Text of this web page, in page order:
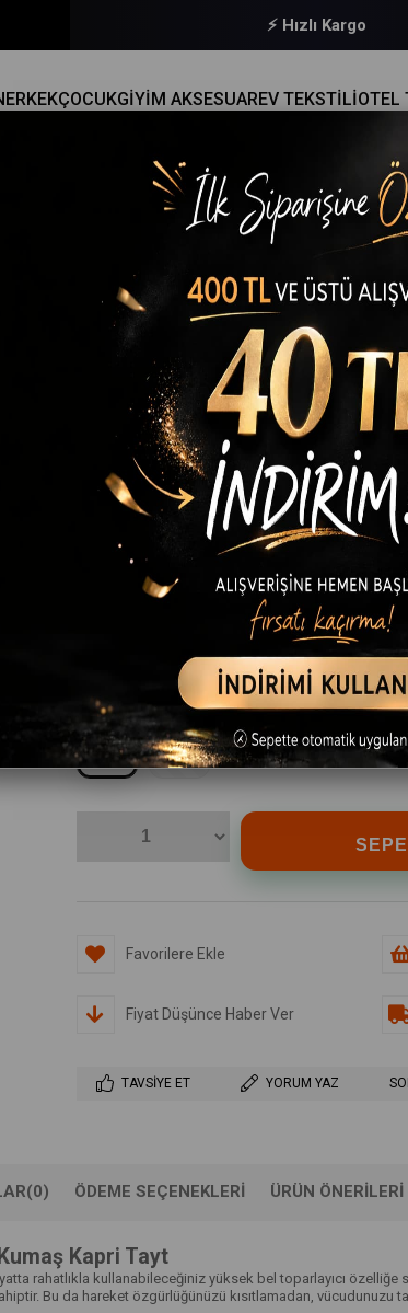
⚡ Hızlı Kargo
ERKEKÇOCUKGİYİM AKSESUAREV TEKSTİLİOTEL
KAPRI TAYT TOPARLAYICI ESNEK
Hepsine Rakip
Kadın Dalgıç Yüksekbel Kapri Tayt
(43689-17285)
₺504,90 (KDV Dahil)
BEDEN
S-M L-XL
Favorilere Ekle
Fiyat Düşünce Haber Ver
TAVSIYE ET YORUM YAZ
(0) ÖDEME SEÇENEKLERI ÜRÜN ÖNERILERI
Kapri Tayt
rahatlıkla kullanabileceğiniz yüksek bel toparlayıcı özelliğe
Bu da hareket özgürlüğünüzü kısıtlamadan,